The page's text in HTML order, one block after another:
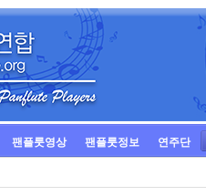
팬플룻영상 팬플룻정보 연주단